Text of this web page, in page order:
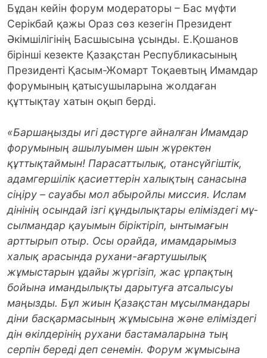
Бұдан кейін форум модераторы – Бас мүфти
Серікбай қажы Ораз сөз кезегін Президент
Әкімшілігінің Басшысына ұсынды. Е.Қошанов
бірінші кезекте Қазақстан Республикасының
Президенті Қасым-Жомарт Тоқаевтың Имамдар
форумының қатысушыларына жолдаған
құттықтау хатын оқып берді.
«Баршаңызды игі дәстүрге айналған Имамдар
форумының ашылуымен шын жүректен
құттықтаймын! Парасаттылық, отансүйгіштік,
адамгершілік қасиеттерін халықтың санасына
сіңіру – сауабы мол абыройлы миссия. Ислам
дінінің осын­дай ізгі құндылықтары еліміздегі мұ­
сылмандар қауымын біріктіріп, ын­ты­мағын
арттырып отыр. Осы орайда, имамдарымыз
халық арасында руха­ни-ағартушылық
жұмыстарын ұдайы жүргізіп, жас ұрпақтың
бойына иман­дылықты дарытуға атсалысуы
маңызды. Бұл жиын Қазақстан мұсылмандары
діни басқармасының жұмысына және еліміздегі
дін өкілдерінің рухани бастамаларына тың
серпін береді деп сенемін. Форум жұмысына